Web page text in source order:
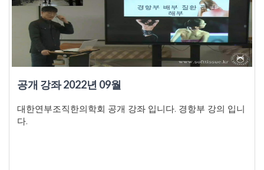
공개 강좌 2022년 09월
대한연부조직한의학회 공개 강좌 입니다. 경항부 강의 입니
다.